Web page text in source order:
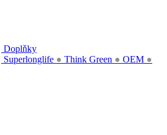
Doplňky
Superlonglife ● Think Green ● OEM ●